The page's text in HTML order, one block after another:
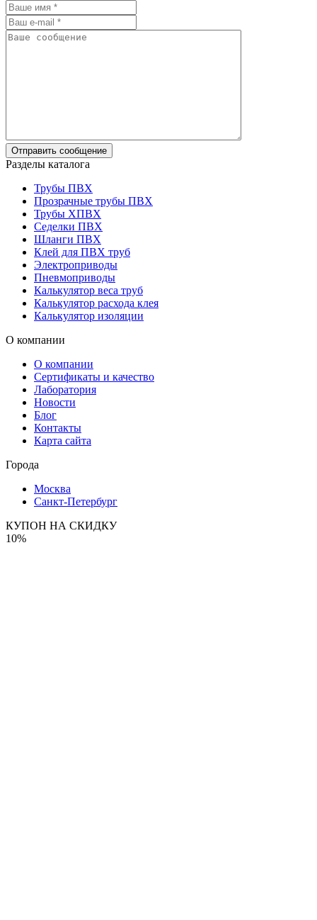
Разделы каталога
Трубы ПВХ
Прозрачные трубы ПВХ
Трубы ХПВХ
Седелки ПВХ
Шланги ПВХ
Клей для ПВХ труб
Электроприводы
Пневмоприводы
Калькулятор веса труб
Калькулятор расхода клея
Калькулятор изоляции
О компании
О компании
Сертификаты и качество
Лаборатория
Новости
Блог
Контакты
Карта сайта
Города
Москва
Санкт-Петербург
КУПОН НА СКИДКУ
10%